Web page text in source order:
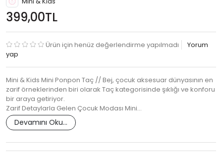
399,00TL
Ürün için henüz değerlendirme yapılmadı
Yorum
yap
Mini & Kids Mini Ponpon Taç // Bej, çocuk aksesuar dünyasının en
zarif örneklerinden biri olarak Taç kategorisinde şıklığı ve konforu
bir araya getiriyor.
Zarif Detaylarla Gelen Çocuk Modası Mini…
Devamını Oku...